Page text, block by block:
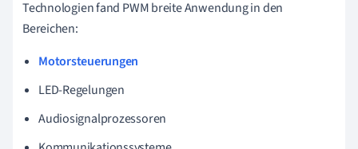
Technologien fand PWM breite Anwendung in den
Bereichen:
Motorsteuerungen
LED-Regelungen
Audiosignalprozessoren